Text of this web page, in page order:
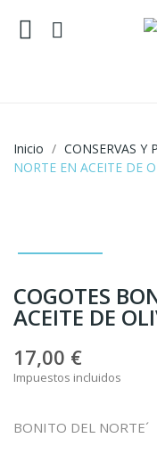
Inicio CONSERVAS Y
NORTE EN ACEITE DE
COGOTES
ACEITE DE
17,00 €
Impuestos incluidos
BONITO DEL NORTE´